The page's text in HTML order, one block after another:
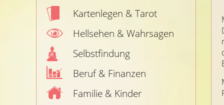
Kartenlegen & Tarot
Hellsehen & Wahrsagen
Selbstfindung
Beruf & Finanzen
Familie & Kinder